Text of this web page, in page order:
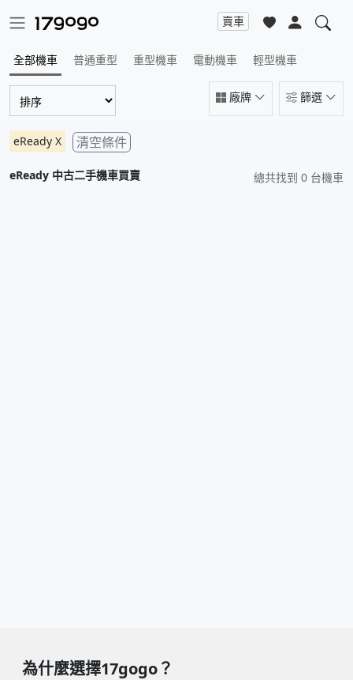
賣車
全部機車 普通重型 重型機車 電動機車 輕型機車
廠牌 篩選
eReady X 清空條件
eReady 中古二手機車買賣 總共找到 0 台機車
為什麼選擇17gogo？